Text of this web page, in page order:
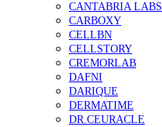
CANTABRIA LABS
CARBOXY
CELLBN
CELLSTORY
CREMORLAB
DAFNI
DARIQUE
DERMATIME
DR.CEURACLE